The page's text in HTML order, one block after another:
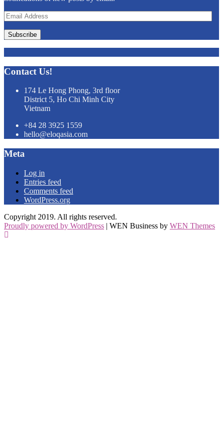
Email
Address
Subscribe
Contact Us!
174 Le Hong Phong, 3rd floor
District 5, Ho Chi Minh City
Vietnam
+84 28 3925 1559
hello@eloqasia.com
Meta
Log in
Entries feed
Comments feed
WordPress.org
Copyright 2019. All rights reserved.
Proudly powered by WordPress | WEN Business by WEN Themes